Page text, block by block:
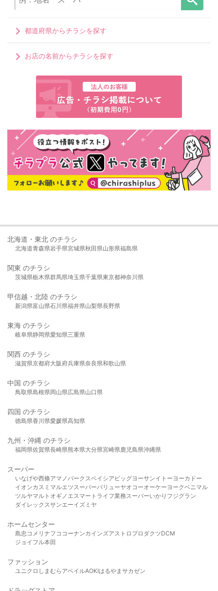
都道府県からチラシを探す
お店の名前からチラシを探す
北海道・東北 のチラシ
北海道青森県岩手県宮城県秋田県山形県福島県
関東 のチラシ
茨城県栃木県群馬県埼玉県千葉県東京都神奈川県
甲信越・北陸 のチラシ
新潟県富山県石川県福井県山梨県長野県
東海 のチラシ
岐阜県静岡県愛知県三重県
関西 のチラシ
滋賀県京都府大阪府兵庫県奈良県和歌山県
中国 のチラシ
鳥取県島根県岡山県広島県山口県
四国 のチラシ
徳島県香川県愛媛県高知県
九州・沖縄 のチラシ
福岡県佐賀県長崎県熊本県大分県宮崎県鹿児島県沖縄県
スーパー
いなげや西條アマノパークスベイシア ビッグヨーサンイトーヨーカドー
イオンカスミ マルエツスーパーバリューヤオコーオーケー ヨークベニマル
ツルヤマルト オギノ エスマート ライフ業務スーパーいかり フジグラン
ダイレックスサンエーイズミヤ
ホームセンター
島忠 コメリ ナフコ コーナンカインズアストロプロダクツDCM
ジョイフル本田
ファッション
ユニクロ しまむら アベイルAOKIはるやま サカゼン